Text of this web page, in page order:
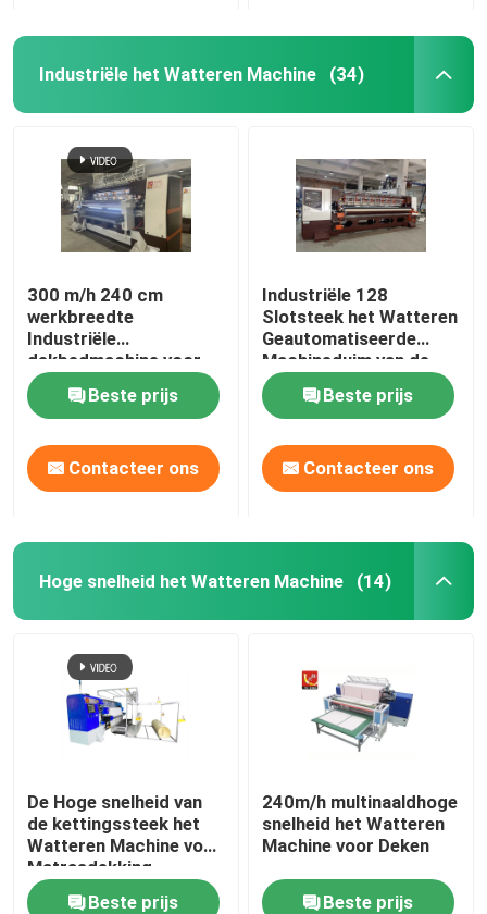
Industriële het Watteren Machine (34)
300 m/h 240 cm
werkbreedte
Industriële
dekbedmachine voor
matrassen
Beste prijs
Contacteer ons
Industriële 128
Slotsteek het Watteren
Geautomatiseerde
Machineduim van de
Hoge snelheid
Beste prijs
Contacteer ons
Hoge snelheid het Watteren Machine (14)
De Hoge snelheid van
de kettingssteek het
Watteren Machine voor
Matrasdekking
Beste prijs
240m/h multinaaldhoge
snelheid het Watteren
Machine voor Deken
Beste prijs